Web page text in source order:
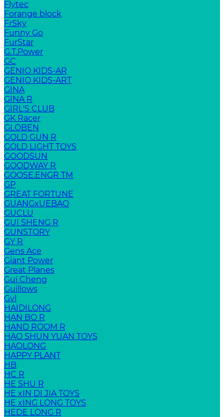
Flytec
Forange block
FrSky
Funny Go
FurStar
G.T.Power
GC
GENIO KIDS-AR
GENIO KIDS-ART
GINA
GINA R
GIRL'S CLUB
GK Racer
GLOBEN
GOLD GUN R
GOLD LIGHT TOYS
GOODSUN
GOODWAY R
GOOSE.ENGR TM
GP
GREAT FORTUNE
GUANGxUEBAO
GUCLU
GUI SHENG R
GUNSTORY
GY R
Gens Ace
Giant Power
Great Planes
Gui Cheng
Guillows
Gvl
HAIDILONG
HAN BO R
HAND ROOM R
HAO SHUN YUAN TOYS
HAOLONG
HAPPY PLANT
HB
HC R
HE SHU R
HE xIN DI JIA TOYS
HE xING LONG TOYS
HEDE LONG R